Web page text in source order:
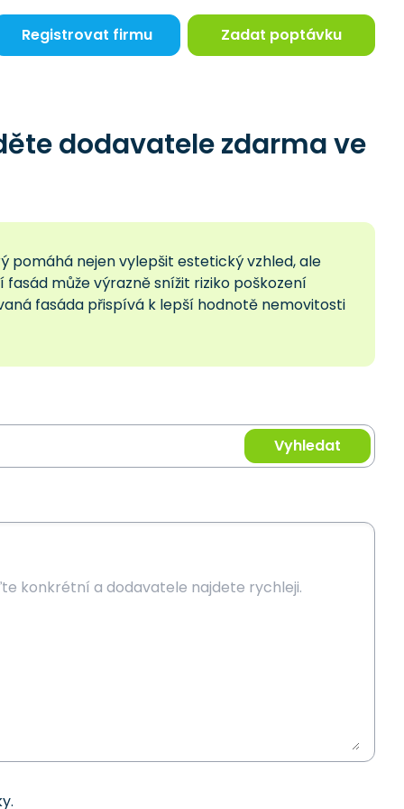
Registrovat firmu Zadat poptávku
dodavatele zdarma ve
pomáhá nejen vylepšit estetický vzhled, ale
může výrazně snížit riziko poškození
fasáda přispívá k lepší hodnotě nemovitosti
Vyhledat